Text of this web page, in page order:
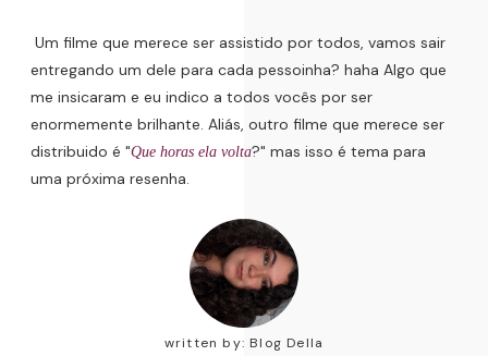
Um filme que merece ser assistido por todos, vamos sair
entregando um dele para cada pessoinha? haha Algo que
me insicaram e eu indico a todos vocês por ser
enormemente brilhante. Aliás, outro filme que merece ser
distribuido é "Que horas ela volta?" mas isso é tema para
uma próxima resenha.
written by: Blog Della